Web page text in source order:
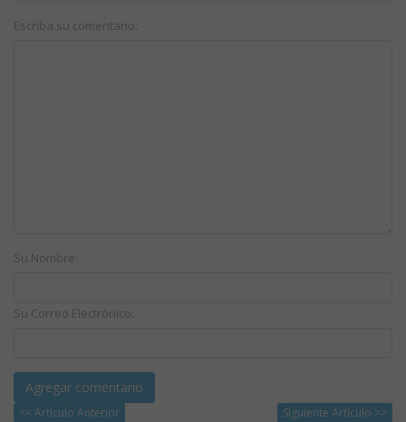
Escriba su comentario:
Su Nombre:
Su Correo Electrónico:
<< Artículo Anterior Siguiente Artículo >>